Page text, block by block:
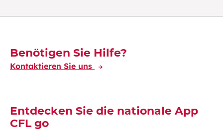
Découvrez-en plus
Benötigen Sie Hilfe?
Kontaktieren Sie uns
Entdecken Sie die nationale App
CFL go